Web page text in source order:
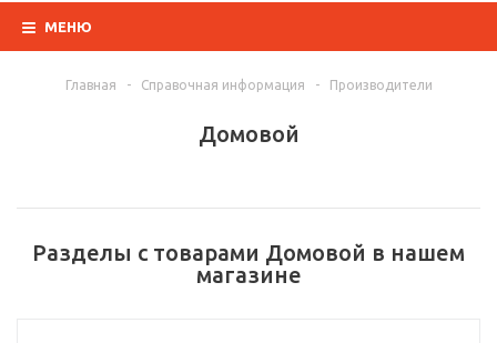
МЕНЮ
Главная - Справочная информация - Производители
Домовой
Разделы с товарами Домовой в нашем
магазине